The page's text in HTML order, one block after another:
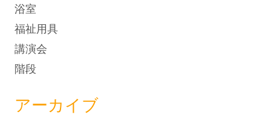
浴室
福祉用具
講演会
階段
アーカイブ